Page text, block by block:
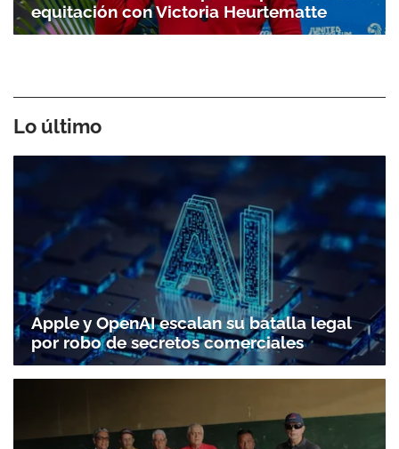
equitación con Victoria Heurtematte
Lo último
Apple y OpenAI escalan su batalla legal
por robo de secretos comerciales